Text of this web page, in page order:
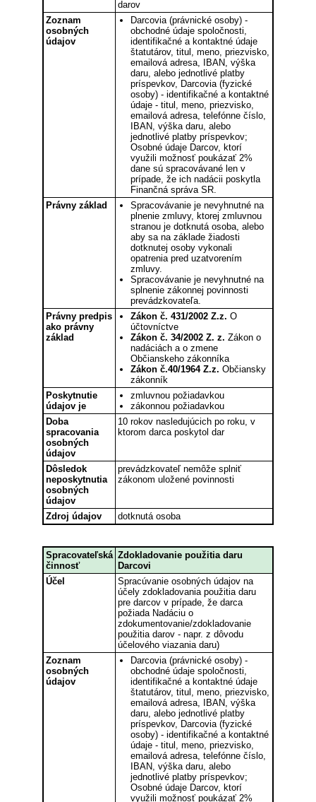
darov
Zoznam
osobných
údajov
Darcovia (právnické osoby) -
obchodné údaje spoločnosti,
identifikačné a kontaktné údaje
štatutárov, titul, meno, priezvisko,
emailová adresa, IBAN, výška
daru, alebo jednotlivé platby
príspevkov, Darcovia (fyzické
osoby) - identifikačné a kontaktné
údaje - titul, meno, priezvisko,
emailová adresa, telefónne číslo,
IBAN, výška daru, alebo
jednotlivé platby príspevkov;
Osobné údaje Darcov, ktorí
využili možnosť poukázať 2%
dane sú spracovávané len v
prípade, že ich nadácii poskytla
Finančná správa SR.
Právny základ
Spracovávanie je nevyhnutné na
plnenie zmluvy, ktorej zmluvnou
stranou je dotknutá osoba, alebo
aby sa na základe žiadosti
dotknutej osoby vykonali
opatrenia pred uzatvorením
zmluvy.
Spracovávanie je nevyhnutné na
splnenie zákonnej povinnosti
prevádzkovateľa.
Právny predpis
ako právny
základ
Zákon č. 431/2002 Z.z. O
účtovníctve
Zákon č. 34/2002 Z. z. Zákon o
nadáciách a o zmene
Občianskeho zákonníka
Zákon č.40/1964 Z.z. Občiansky
zákonník
Poskytnutie
údajov je
zmluvnou požiadavkou
zákonnou požiadavkou
Doba
spracovania
osobných
údajov
10 rokov nasledujúcich po roku, v
ktorom darca poskytol dar
Dôsledok
neposkytnutia
osobných
údajov
prevádzkovateľ nemôže splniť
zákonom uložené povinnosti
Zdroj údajov dotknutá osoba
Spracovateľská
činnosť
Zdokladovanie použitia daru
Darcovi
Účel
Spracúvanie osobných údajov na
účely zdokladovania použitia daru
pre darcov v prípade, že darca
požiada Nadáciu o
zdokumentovanie/zdokladovanie
použitia darov - napr. z dôvodu
účelového viazania daru)
Zoznam
osobných
údajov
Darcovia (právnické osoby) -
obchodné údaje spoločnosti,
identifikačné a kontaktné údaje
štatutárov, titul, meno, priezvisko,
emailová adresa, IBAN, výška
daru, alebo jednotlivé platby
príspevkov, Darcovia (fyzické
osoby) - identifikačné a kontaktné
údaje - titul, meno, priezvisko,
emailová adresa, telefónne číslo,
IBAN, výška daru, alebo
jednotlivé platby príspevkov;
Osobné údaje Darcov, ktorí
využili možnosť poukázať 2%